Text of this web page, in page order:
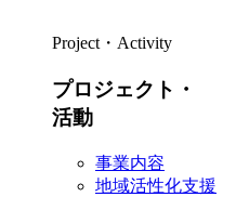
Project・Activity
プロジェクト・
活動
事業内容
地域活性化支援